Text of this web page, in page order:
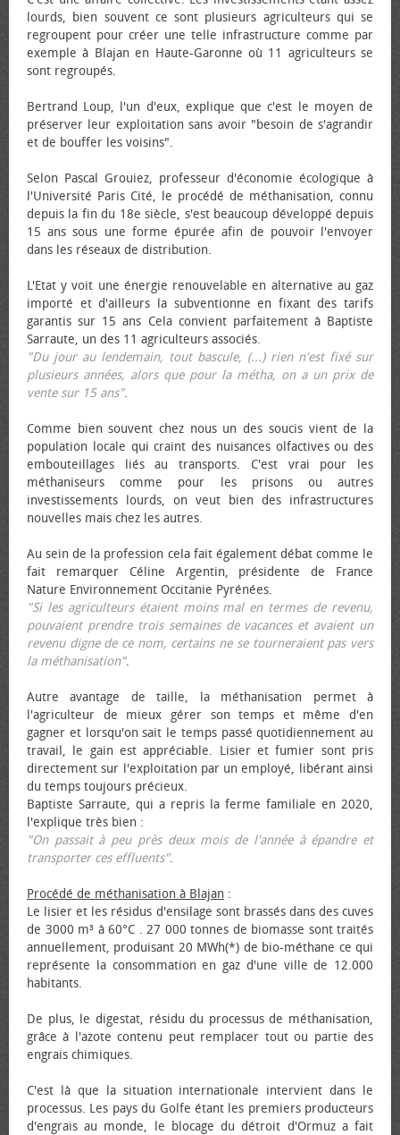
lourds, bien souvent ce sont plusieurs agriculteurs qui se
regroupent pour créer une telle infrastructure comme par
exemple à Blajan en Haute-Garonne où 11 agriculteurs se
sont regroupés.
Bertrand Loup, l'un d'eux, explique que c'est le moyen de
préserver leur exploitation sans avoir "besoin de s'agrandir
et de bouffer les voisins".
Selon Pascal Grouiez, professeur d'économie écologique à
l'Université Paris Cité, le procédé de méthanisation, connu
depuis la fin du 18e siècle, s'est beaucoup développé depuis
15 ans sous une forme épurée afin de pouvoir l'envoyer
dans les réseaux de distribution.
L'Etat y voit une énergie renouvelable en alternative au gaz
importé et d'ailleurs la subventionne en fixant des tarifs
garantis sur 15 ans Cela convient parfaitement à Baptiste
Sarraute, un des 11 agriculteurs associés.
"Du jour au lendemain, tout bascule, (...) rien n'est fixé sur
plusieurs années, alors que pour la métha, on a un prix de
vente sur 15 ans".
Comme bien souvent chez nous un des soucis vient de la
population locale qui craint des nuisances olfactives ou des
embouteillages liés au transports. C'est vrai pour les
méthaniseurs comme pour les prisons ou autres
investissements lourds, on veut bien des infrastructures
nouvelles mais chez les autres.
Au sein de la profession cela fait également débat comme le
fait remarquer Céline Argentin, présidente de France
Nature Environnement Occitanie Pyrénées.
"Si les agriculteurs étaient moins mal en termes de revenu,
pouvaient prendre trois semaines de vacances et avaient un
revenu digne de ce nom, certains ne se tourneraient pas vers
la méthanisation".
Autre avantage de taille, la méthanisation permet à
l'agriculteur de mieux gérer son temps et même d'en
gagner et lorsqu'on sait le temps passé quotidiennement au
travail, le gain est appréciable. Lisier et fumier sont pris
directement sur l'exploitation par un employé, libérant ainsi
du temps toujours précieux.
Baptiste Sarraute, qui a repris la ferme familiale en 2020,
l'explique très bien :
"On passait à peu près deux mois de l'année à épandre et
transporter ces effluents".
Procédé de méthanisation à Blajan :
Le lisier et les résidus d'ensilage sont brassés dans des cuves
de 3000 m³ à 60°C . 27 000 tonnes de biomasse sont traités
annuellement, produisant 20 MWh(*) de bio-méthane ce qui
représente la consommation en gaz d'une ville de 12.000
habitants.
De plus, le digestat, résidu du processus de méthanisation,
grâce à l'azote contenu peut remplacer tout ou partie des
engrais chimiques.
C'est là que la situation internationale intervient dans le
processus. Les pays du Golfe étant les premiers producteurs
d'engrais au monde, le blocage du détroit d'Ormuz a fait